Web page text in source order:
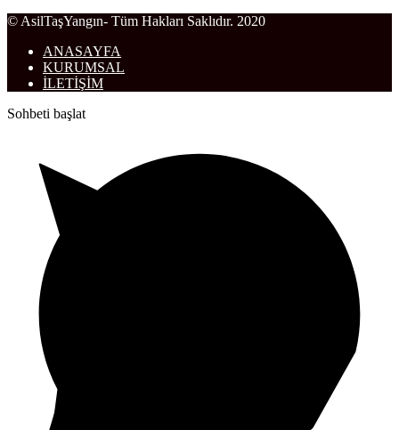
© AsilTaşYangın- Tüm Hakları Saklıdır. 2020
ANASAYFA
KURUMSAL
İLETİŞİM
Sohbeti başlat